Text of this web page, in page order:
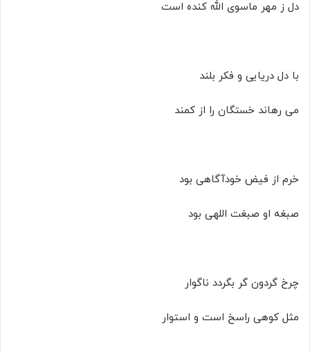
دل ز مهر ماسوی الله کنده است
با دل دریایی و فکر بلند
می رهاند خستگان را از کمند
خرم از فیض خودآگاهی بود
صبغه او صبغت اللهی بود
چرخ گردون گر بگردد ناگوار
مثل کوهی راسخ است و استوار